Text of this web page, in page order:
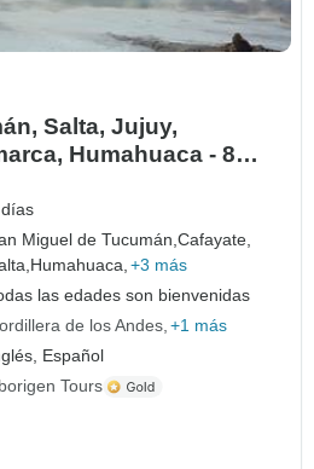
Salta, Jujuy,
Humahuaca - 8
Miguel de Tucumán,Cafayate,
Humahuaca, +3 más
las edades son bienvenidas
de los Andes +1 más
Español
Tours